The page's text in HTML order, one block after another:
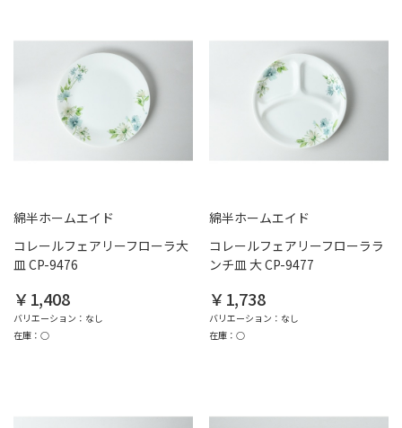
綿半ホームエイド
コレールフェアリーフローラ大
皿 CP-9476
￥1,408
バリエーション：なし
在庫：○
綿半ホームエイド
コレールフェアリーフローララ
ンチ皿 大 CP-9477
￥1,738
バリエーション：なし
在庫：○